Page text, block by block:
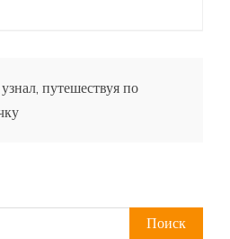
путешествуя по